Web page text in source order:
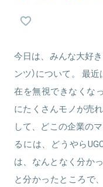
今日は、みんな大好
ンツ）について。 最
在を無視できなくな
にたくさんモノが売
して、どこの企業の
るには、どうやら
は、なんとなく分か
と分かったところで